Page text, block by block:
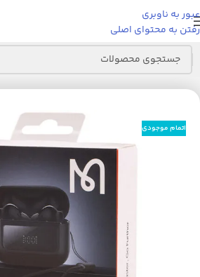
عبور به ناوبری
رفتن به محتوای اصلی
خانه لوازم جانبی موبایل
اتمام موجودی